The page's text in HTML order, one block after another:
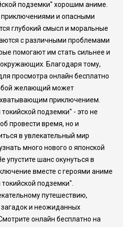
подземки" хорошим аниме.
и опасными
глубокий смысл и моральные
с различными проблемами
помогают им стать сильнее и
Благодаря тому,
просмотра онлайн бесплатно
желающий может
приключением.
подземки" - это не
провести время, но и
в увлекательный мир
много нового о японской
упустите шанс окунуться в
вместе с героями аниме
подземки".
путешествию,
и неожиданных
онлайн бесплатно на